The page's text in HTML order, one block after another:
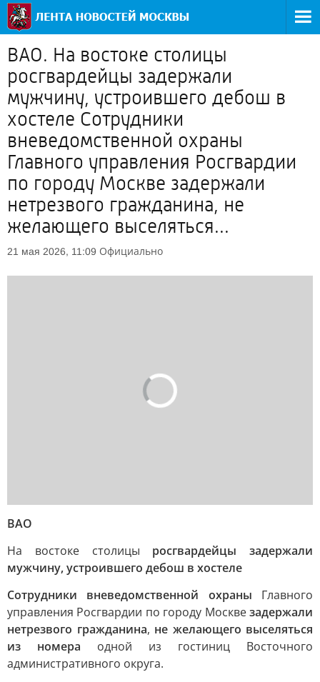
ВАО. На востоке столицы
росгвардейцы задержали
мужчину, устроившего дебош в
хостеле Сотрудники
вневедомственной охраны
Главного управления Росгвардии
по городу Москве задержали
нетрезвого гражданина, не
желающего выселяться...
21 мая 2026, 11:09 Официально
ВАО
На востоке столицы росгвардейцы задержали
мужчину, устроившего дебош в хостеле
Сотрудники вневедомственной охраны Главного
управления Росгвардии по городу Москвезадержали
нетрезвого гражданина, не желающего выселяться
из номера одной из гостиниц Восточного
административного округа.